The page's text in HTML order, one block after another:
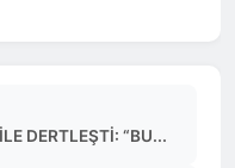
DERTLEŞTİ: “BU...